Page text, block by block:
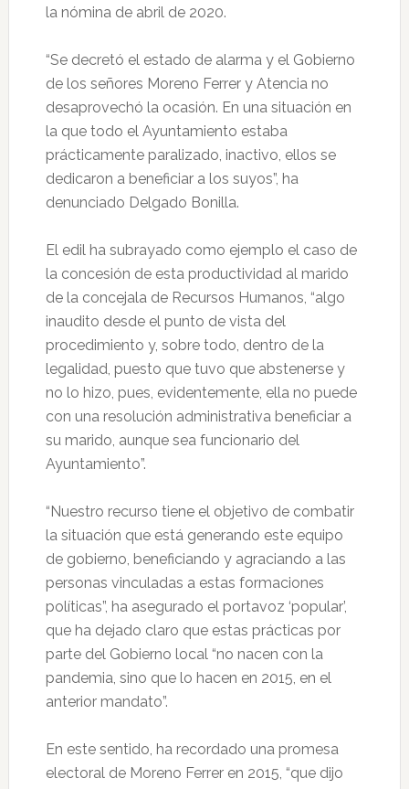
la nómina de abril de 2020.
“Se decretó el estado de alarma y el Gobierno
de los señores Moreno Ferrer y Atencia no
desaprovechó la ocasión. En una situación en
la que todo el Ayuntamiento estaba
prácticamente paralizado, inactivo, ellos se
dedicaron a beneficiar a los suyos”, ha
denunciado Delgado Bonilla.
El edil ha subrayado como ejemplo el caso de
la concesión de esta productividad al marido
de la concejala de Recursos Humanos, “algo
inaudito desde el punto de vista del
procedimiento y, sobre todo, dentro de la
legalidad, puesto que tuvo que abstenerse y
no lo hizo, pues, evidentemente, ella no puede
con una resolución administrativa beneficiar a
su marido, aunque sea funcionario del
Ayuntamiento”.
“Nuestro recurso tiene el objetivo de combatir
la situación que está generando este equipo
de gobierno, beneficiando y agraciando a las
personas vinculadas a estas formaciones
políticas”, ha asegurado el portavoz ‘popular’,
que ha dejado claro que estas prácticas por
parte del Gobierno local “no nacen con la
pandemia, sino que lo hacen en 2015, en el
anterior mandato”.
En este sentido, ha recordado una promesa
electoral de Moreno Ferrer en 2015, “que dijo